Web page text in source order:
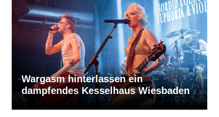
Wargasm hinterlassen ein
dampfendes Kesselhaus Wiesbaden